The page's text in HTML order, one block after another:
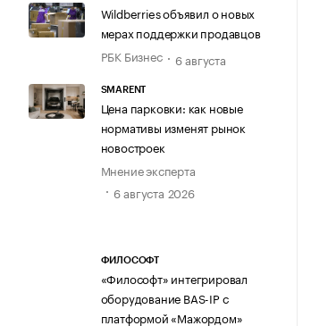
Wildberries объявил о новых
мерах поддержки продавцов
РБК Бизнес
6 августа
SMARENT
Цена парковки: как новые
нормативы изменят рынок
новостроек
Мнение эксперта
6 августа 2026
ФИЛОСОФТ
«Философт» интегрировал
оборудование BAS-IP с
платформой «Мажордом»